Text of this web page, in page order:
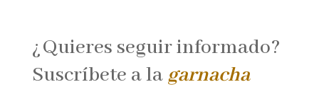
¿Quieres seguir informado?
Suscríbete a la garnacha